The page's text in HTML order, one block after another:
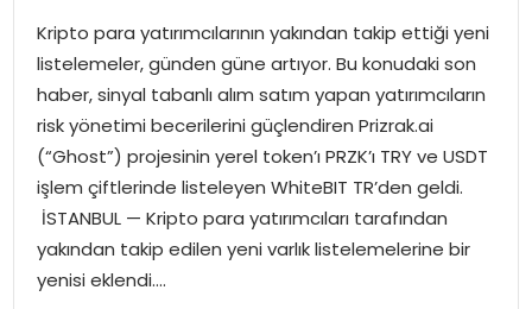
SPOR
MAGAZIN
SPOR
OTOMOBIL
Kripto para yatırımcılarının yakından takip ettiği yeni
listelemeler, günden güne artıyor. Bu konudaki son
haber, sinyal tabanlı alım satım yapan yatırımcıların
risk yönetimi becerilerini güçlendiren Prizrak.ai
(“Ghost”) projesinin yerel token’ı PRZK’ı TRY ve USDT
işlem çiftlerinde listeleyen WhiteBIT TR’den geldi.
İSTANBUL — Kripto para yatırımcıları tarafından
yakından takip edilen yeni varlık listelemelerine bir
yenisi eklendi….